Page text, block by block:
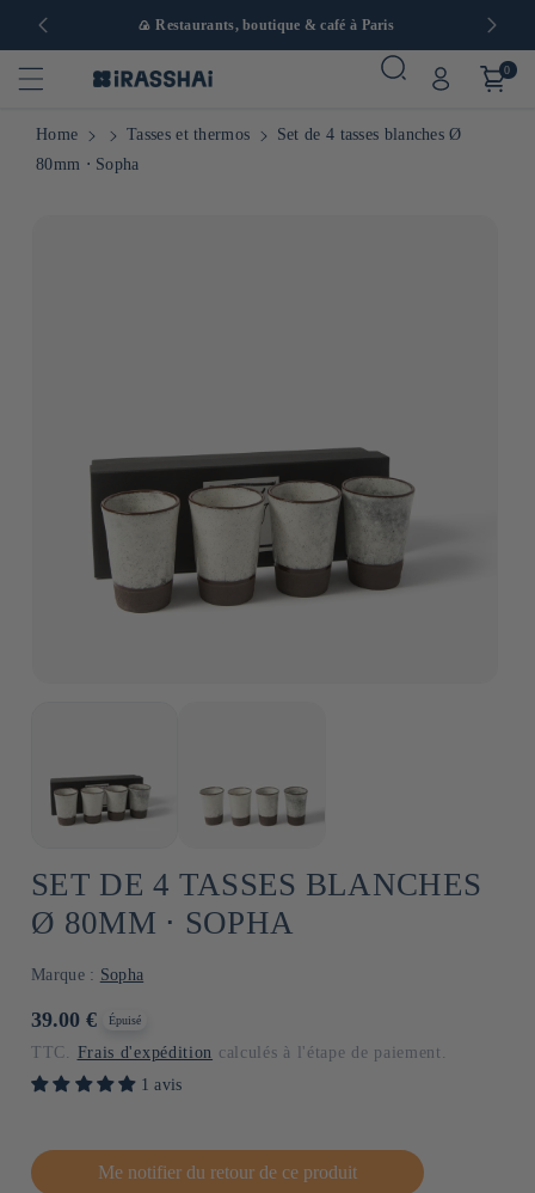
Europe 🍙 Restaurants, boutique & café à Paris
0
Home Tasses et thermos
Set de 4 tasses blanches Ø
80mm ⋅ Sopha
SET DE 4 TASSES BLANCHES
Ø 80MM ⋅ SOPHA
Marque : Sopha
Prix
39.00 € Épuisé
TTC. Frais d'expédition calculés à l'étape de paiement.
1 avis
Me notifier du retour de ce produit